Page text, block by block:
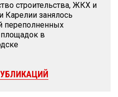
строительства, ЖКХ и
Карелии занялось
переполненных
в